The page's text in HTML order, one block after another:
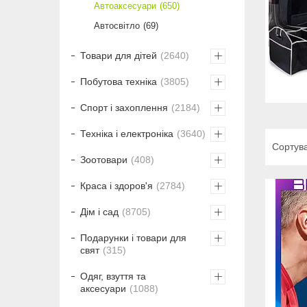
Автоаксесуари 650
Автосвітло 69
Товари для дітей 2640
Побутова техніка 3805
Спорт і захоплення 2184
Техніка і електроніка 3640
Зоотовари 408
Краса і здоров'я 2784
Дім і сад 8705
Подарунки і товари для
свят
315
Одяг, взуття та
аксесуари
1088